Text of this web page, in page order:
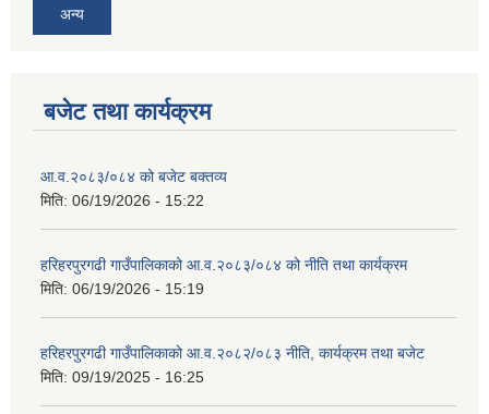
अन्य
बजेट तथा कार्यक्रम
आ.व.२०८३/०८४ को बजेट बक्तव्य
मिति: 06/19/2026 - 15:22
हरिहरपुरगढी गाउँपालिकाको आ.व.२०८३/०८४ को नीति तथा कार्यक्रम
मिति: 06/19/2026 - 15:19
हरिहरपुरगढी गाउँपालिकाको आ.व.२०८२/०८३ नीति, कार्यक्रम तथा बजेट
मिति: 09/19/2025 - 16:25